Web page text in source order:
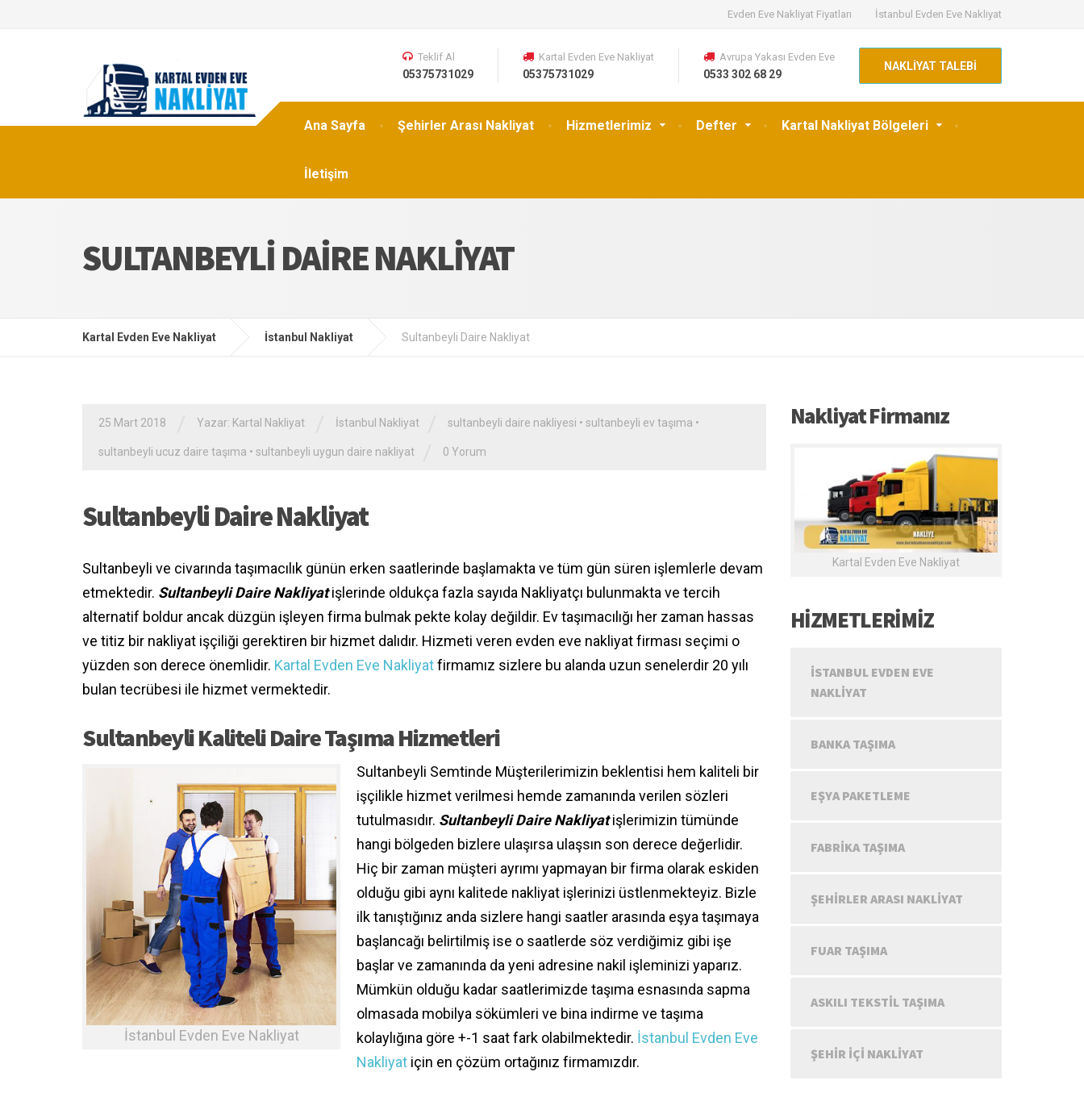
Evden Eve Nakliyat Fiyatları İstanbul Evden Eve Nakliyat
Ana Sayfa Şehirler Arası Nakliyat Hizmetlerimiz Defter Kartal Nakliyat Bölgeleri
İletişim
Teklif Al
05375731029
Kartal Evden Eve Nakliyat
05375731029
Avrupa Yakası Evden Eve
0533 302 68 29
NAKLİYAT TALEBİ
SULTANBEYLI DAIRE NAKLIYAT
Kartal Evden Eve Nakliyat İstanbul Nakliyat Sultanbeyli Daire Nakliyat
25 Mart 2018 Yazar: Kartal Nakliyat İstanbul Nakliyat sultanbeyli daire nakliyesi • sultanbeyli ev taşıma •
sultanbeyli ucuz daire taşıma • sultanbeyli uygun daire nakliyat 0 Yorum
Sultanbeyli Daire Nakliyat
Sultanbeyli ve civarında taşımacılık günün erken saatlerinde başlamakta ve tüm gün süren işlemlerle devam
etmektedir. Sultanbeyli Daire Nakliyatişlerinde oldukça fazla sayıda Nakliyatçı bulunmakta ve tercih
alternatif boldur ancak düzgün işleyen firma bulmak pekte kolay değildir. Ev taşımacılığı her zaman hassas
ve titiz bir nakliyat işçiliği gerektiren bir hizmet dalıdır. Hizmeti veren evden eve nakliyat firması seçimi o
yüzden son derece önemlidir. Kartal Evden Eve Nakliyatfirmamız sizlere bu alanda uzun senelerdir 20 yılı
bulan tecrübesi ile hizmet vermektedir.
Sultanbeyli Kaliteli Daire Taşıma Hizmetleri
İstanbul Evden Eve Nakliyat
Sultanbeyli Semtinde Müşterilerimizin beklentisi hem kaliteli bir
işçilikle hizmet verilmesi hemde zamanında verilen sözleri
tutulmasıdır. Sultanbeyli Daire Nakliyatişlerimizin tümünde
hangi bölgeden bizlere ulaşırsa ulaşsın son derece değerlidir.
Hiç bir zaman müşteri ayrımı yapmayan bir firma olarak eskiden
olduğu gibi aynı kalitede nakliyat işlerinizi üstlenmekteyiz. Bizle
ilk tanıştığınız anda sizlere hangi saatler arasında eşya taşımaya
başlancağı belirtilmiş ise o saatlerde söz verdiğimiz gibi işe
başlar ve zamanında da yeni adresine nakil işleminizi yaparız.
Mümkün olduğu kadar saatlerimizde taşıma esnasında sapma
olmasada mobilya sökümleri ve bina indirme ve taşıma
kolaylığına göre +-1 saat fark olabilmektedir. İstanbul Evden Eve
Nakliyat için en çözüm ortağınız firmamızdır.
Nakliyat Firmanız
Kartal Evden Eve Nakliyat
HİZMETLERİMİZ
İSTANBUL EVDEN EVE
NAKLIYAT
BANKA TAŞIMA
EŞYA PAKETLEME
FABRIKA TAŞIMA
ŞEHIRLER ARASI NAKLIYAT
FUAR TAŞIMA
ASKILI TEKSTIL TAŞIMA
ŞEHIR IÇI NAKLIYAT